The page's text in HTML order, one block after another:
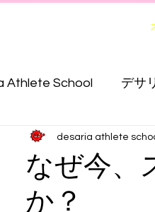
Athlete School デサ
なぜ今、
か？
desaria athlete